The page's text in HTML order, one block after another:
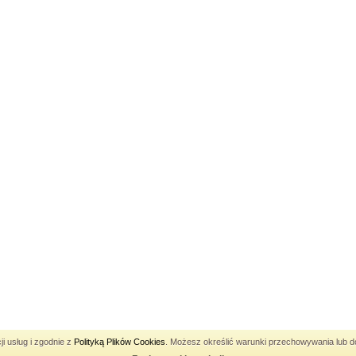
usług i zgodnie z Polityką Plików Cookies . Możesz określić warunki przechowywania lub
Pozycjonowanie Katowice